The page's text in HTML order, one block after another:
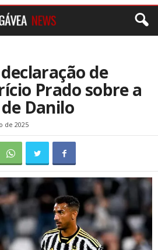
de
Prado sobre a
Danilo
de 2025